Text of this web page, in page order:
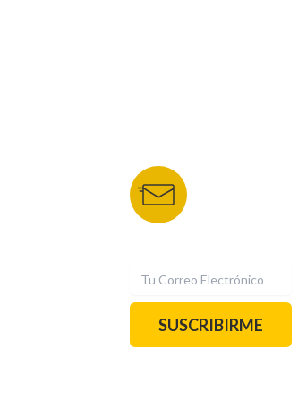
SUSCRIBIRME